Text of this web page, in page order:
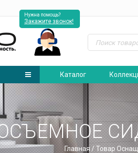
Нужна помощь?
Закажите звонок!
Каталог
Главная / Товар